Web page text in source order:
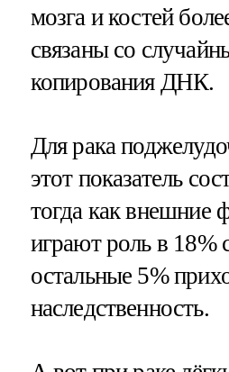
мозга и костей
связаны со
копирования ДНК.
Для рака
этот показатель
тогда как внешние
играют роль в 18%
остальные 5%
наследственность.